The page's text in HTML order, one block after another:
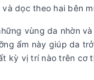
dọc theo hai bên
vùng da nhờn
ẩm này giúp da
kỳ vị trí nào trên cơ